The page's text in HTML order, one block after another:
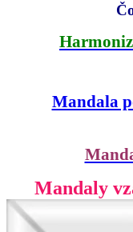
Mandala
Mandaly